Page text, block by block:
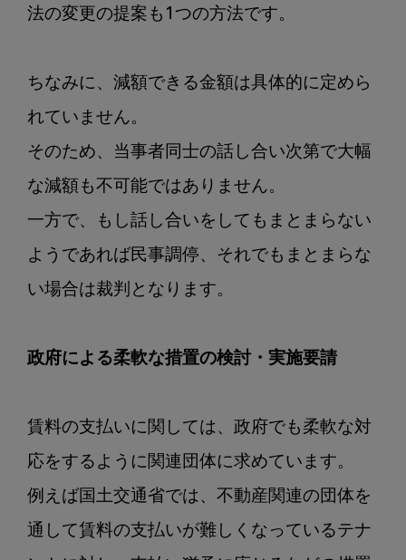
法の変更の提案も1つの方法です。
ちなみに、減額できる金額は具体的に定めら
れていません。
そのため、当事者同士の話し合い次第で大幅
な減額も不可能ではありません。
一方で、もし話し合いをしてもまとまらない
ようであれば民事調停、それでもまとまらな
い場合は裁判となります。
政府による柔軟な措置の検討・実施要請
賃料の支払いに関しては、政府でも柔軟な対
応をするように関連団体に求めています。
例えば国土交通省では、不動産関連の団体を
通して賃料の支払いが難しくなっているテナ